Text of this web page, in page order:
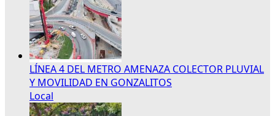
LÍNEA 4 DEL METRO AMENAZA COLECTOR PLUVIAL
Y MOVILIDAD EN GONZALITOS
Local